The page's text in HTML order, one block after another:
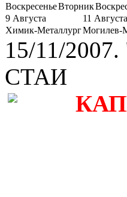
ВоскресеньеВторник
9 Августа
11 Августа
Химик-МеталлургМогилев-
15/11/
СТАИ